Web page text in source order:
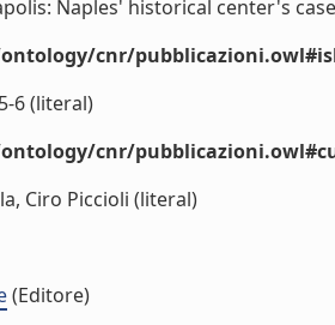
Naples' historical center's
cnr/
6 (literal)
cnr/
Ciro Piccioli (literal)
(Editore)